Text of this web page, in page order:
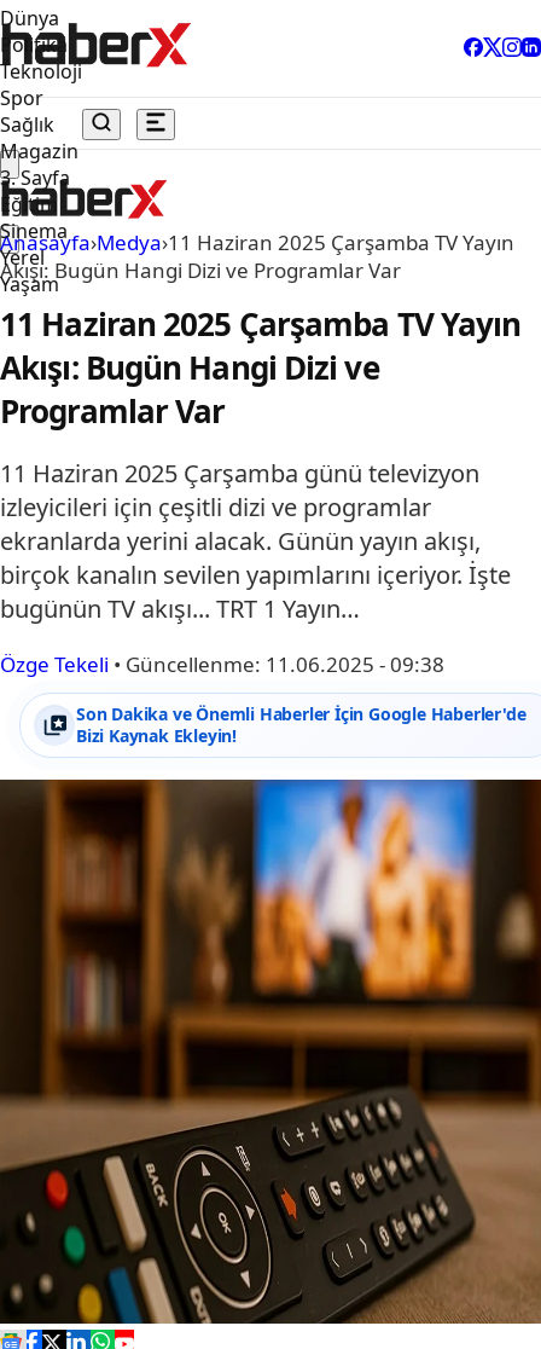
Dünya
Politika
Teknoloji
Spor
Sağlık
Magazin
3. Sayfa
Eğitim
Sinema
Yerel
Yaşam
Anasayfa›Medya›11 Haziran 2025 Çarşamba TV Yayın
Akışı: Bugün Hangi Dizi ve Programlar Var
11 Haziran 2025 Çarşamba TV Yayın
Akışı: Bugün Hangi Dizi ve
Programlar Var
11 Haziran 2025 Çarşamba günü televizyon
izleyicileri için çeşitli dizi ve programlar
ekranlarda yerini alacak. Günün yayın akışı,
birçok kanalın sevilen yapımlarını içeriyor. İşte
bugünün TV akışı... TRT 1 Yayın…
Özge Tekeli • Güncellenme: 11.06.2025 - 09:38
Son Dakika ve Önemli Haberler İçin Google Haberler'de
Bizi Kaynak Ekleyin!